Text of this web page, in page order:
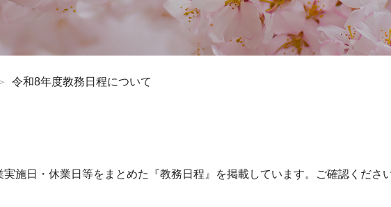
令和8年度教務日程について
施日・休業日等をまとめた『教務日程』を掲載しています。ご確認くださ